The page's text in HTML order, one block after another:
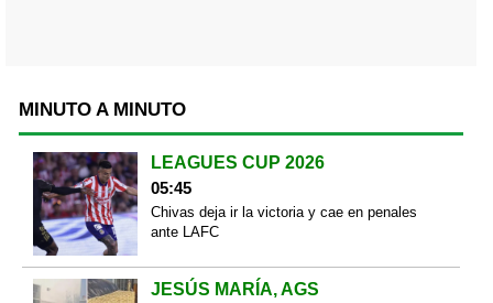
MINUTO A MINUTO
LEAGUES CUP 2026
05:45
Chivas deja ir la victoria y cae en penales
ante LAFC
JESÚS MARÍA, AGS